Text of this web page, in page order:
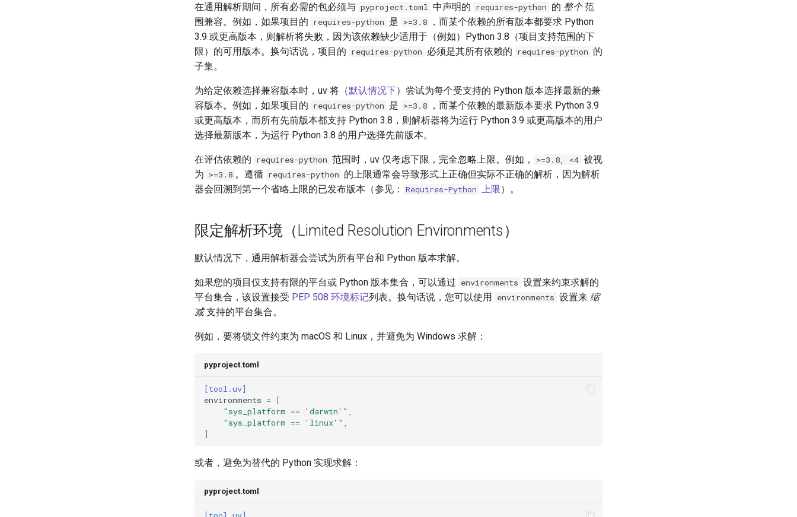
在通用解析期间，所有必需的包必须与 pyproject.toml 中声明的 requires-python 的 整个范
围兼容。例如，如果项目的 requires-python 是 >=3.8
，而某个依赖的所有版本都要求 Python
3.9 或更高版本，则解析将失败，因为该依赖缺少适用于（例如）Python 3.8（项目支持范围的下
限）的可用版本。换句话说，项目的 requires-python 必须是其所有依赖的 requires-python 的
子集。
为给定依赖选择兼容版本时，uv 将（默认情况下）尝试为每个受支持的 Python 版本选择最新的兼
容版本。例如，如果项目的 requires-python 是 >=3.8
，而某个依赖的最新版本要求 Python 3.9
或更高版本，而所有先前版本都支持 Python 3.8，则解析器将为运行 Python 3.9 或更高版本的用户
选择最新版本，为运行 Python 3.8 的用户选择先前版本。
在评估依赖的 requires-python 范围时，uv 仅考虑下限，完全忽略上限。例如， >=3.8, <4 被视
为 >=3.8 。遵循 requires-python 的上限通常会导致形式上正确但实际不正确的解析，因为解析
器会回溯到第一个省略上限的已发布版本（参见：
Requires-Python 上限）。
限定解析环境（Limited Resolution Environments）
默认情况下，通用解析器会尝试为所有平台和 Python 版本求解。
如果您的项目仅支持有限的平台或 Python 版本集合，可以通过 environments 设置来约束求解的
平台集合，该设置接受 PEP 508 环境标记列表。换句话说，您可以使用 environments 设置来 缩
减支持的平台集合。
例如，要将锁文件约束为 macOS 和 Linux，并避免为 Windows 求解：
pyproject.toml
[tool.uv]
environments =
[
"sys_platform == 'darwin'" ,
"sys_platform == 'linux'" ,
]
或者，避免为替代的 Python 实现求解：
pyproject.toml